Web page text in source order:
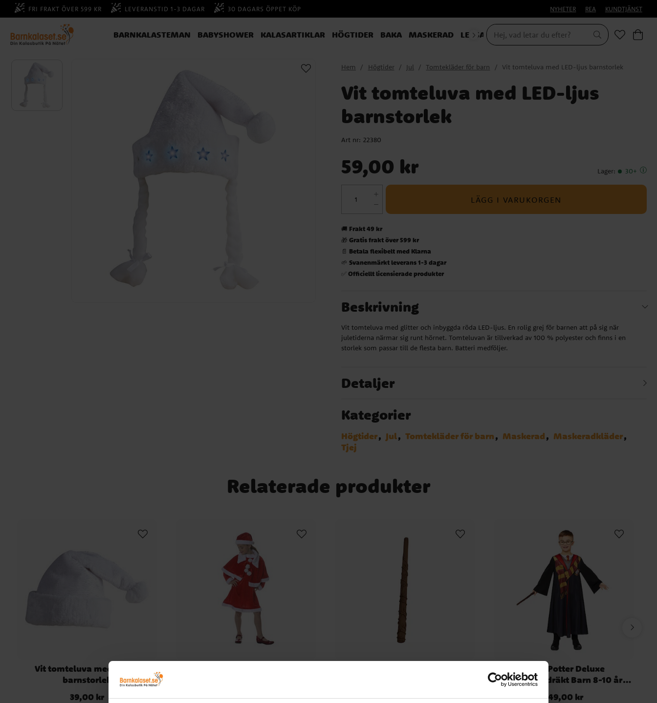
FRI FRAKT ÖVER 599 KR LEVERANSTID 1-3 DAGAR 30 DAGARS ÖPPET KÖP NYHETER REA KUNDTJÄNST
BARNKALASTEMAN BABYSHOWER KALASARTIKLAR HÖGTIDER BAKA MASKERAD LEKSAKER & PRESENTER
Hem Högtider Jul Tomtekläder för barn Vit tomteluva med LED-ljus barnstorlek
Vit tomteluva med LED-ljus
barnstorlek
Art nr: 22380
59,00 kr Lager: 30+
LÄGG I VARUKORGEN
🚚 Frakt 49 kr
🎁Gratis frakt över 599 kr
📄 Betala flexibelt med Klarna
🌱Svanenmärkt leverans 1-3 dagar
✅Officiellt licensierade produkter
Beskrivning
Vit tomteluva med glitter och inbyggda röda LED-ljus. En rolig grej för barnen att på sig när
juletiderna närmar sig runt hörnet. Tomteluvan är tillverkad av 100 % polyester och finns i en
storlek som passar till de flesta barn. Batteri medföljer.
Detaljer
Kategorier
Högtider Jul Tomtekläder för barn Maskerad
Maskeradkläder
Tjej
Relaterade produkter
Vit tomteluva med glitter
barnstorlek
Pris:39,00 kr
39,00 kr Pris:249,00 kr
249,00 kr Pris:59,00 kr
59,00 kr
Harry Potter Deluxe
Maskeraddräkt Barn 8-10 år
(128-134 cm)
Pris:349,00 kr
349,00 kr